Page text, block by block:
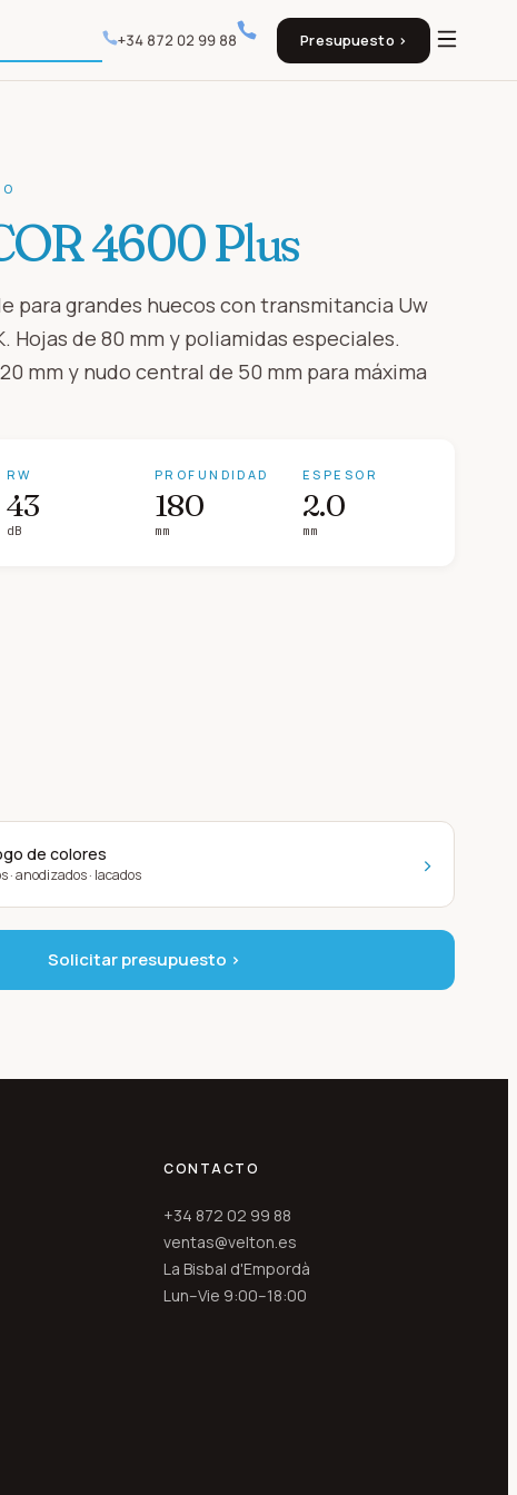
+34 872 02 99 88 Presupuesto ›
4600 Plus
para grandes huecos con transmitancia Uw
Hojas de 80 mm y poliamidas especiales.
mm y nudo central de 50 mm para máxima
RW
43
dB
PROFUNDIDAD
180
mm
ESPESOR
2.0
mm
de colores
· anodizados · lacados ›
Solicitar presupuesto ›
CONTACTO
+34 872 02 99 88
ventas@velton.es
La Bisbal d'Empordà
Lun–Vie 9:00–18:00